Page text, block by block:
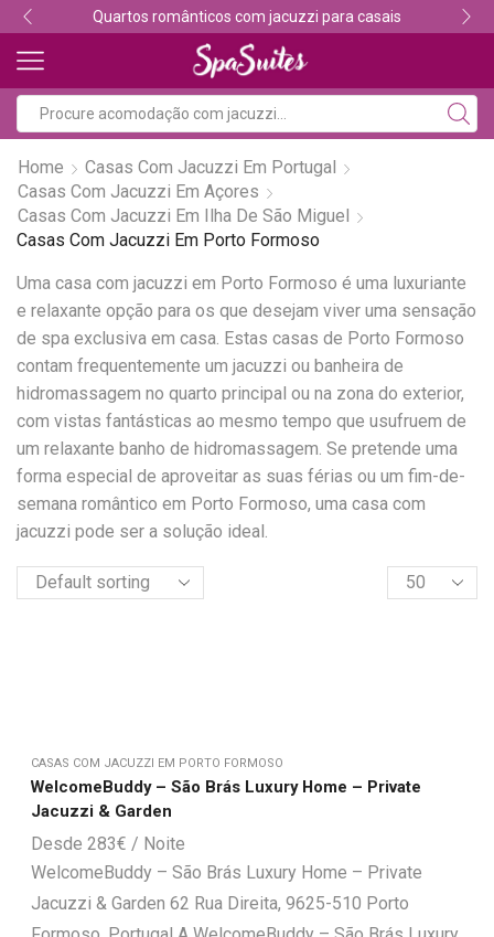
Quartos românticos com jacuzzi para casais
Home
Casas Com Jacuzzi Em Portugal
Casas Com Jacuzzi Em Açores
Casas Com Jacuzzi Em Ilha De São Miguel
Casas Com Jacuzzi Em Porto Formoso
Uma casa com jacuzzi em Porto Formoso é uma luxuriante
e relaxante opção para os que desejam viver uma sensação
de spa exclusiva em casa. Estas casas de Porto Formoso
contam frequentemente um jacuzzi ou banheira de
hidromassagem no quarto principal ou na zona do exterior,
com vistas fantásticas ao mesmo tempo que usufruem de
um relaxante banho de hidromassagem. Se pretende uma
forma especial de aproveitar as suas férias ou um fim-de-
semana romântico em Porto Formoso, uma casa com
jacuzzi pode ser a solução ideal.
CASAS COM JACUZZI EM PORTO FORMOSO
WelcomeBuddy – São Brás Luxury Home – Private
Jacuzzi & Garden
283€
WelcomeBuddy – São Brás Luxury Home – Private
Jacuzzi & Garden 62 Rua Direita, 9625-510 Porto